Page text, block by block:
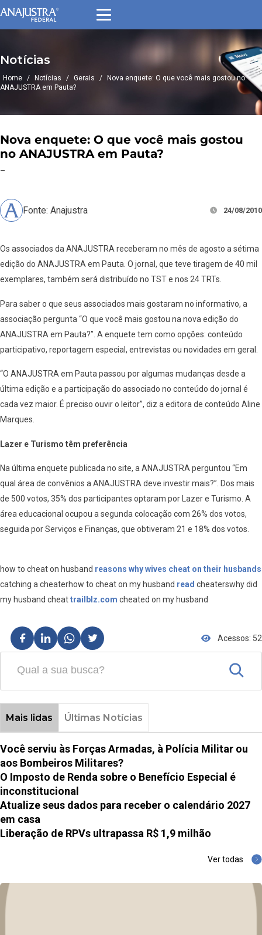
Notícias
Home / Notícias / Gerais /
Nova enquete: O que você mais gostou no
ANAJUSTRA em Pauta?
Nova enquete: O que você mais gostou
no ANAJUSTRA em Pauta?
–
Fonte: Anajustra 24/08/2010
Os associados da ANAJUSTRA receberam no mês de agosto a sétima
edição do ANAJUSTRA em Pauta. O jornal, que teve tiragem de 40 mil
exemplares, também será distribuído no TST e nos 24 TRTs.
Para saber o que seus associados mais gostaram no informativo, a
associação pergunta “O que você mais gostou na nova edição do
ANAJUSTRA em Pauta?”. A enquete tem como opções: conteúdo
participativo, reportagem especial, entrevistas ou novidades em geral.
“O ANAJUSTRA em Pauta passou por algumas mudanças desde a
última edição e a participação do associado no conteúdo do jornal é
cada vez maior. É preciso ouvir o leitor”, diz a editora de conteúdo Aline
Marques.
Lazer e Turismo têm preferência
Na última enquete publicada no site, a ANAJUSTRA perguntou “Em
qual área de convênios a ANAJUSTRA deve investir mais?”. Dos mais
de 500 votos, 35% dos participantes optaram por Lazer e Turismo. A
área educacional ocupou a segunda colocação com 26% dos votos,
seguida por Serviços e Finanças, que obtiveram 21 e 18% dos votos.
how to cheat on husband reasons why wives cheat on their husbands
catching a cheaterhow to cheat on my husband read cheaterswhy did
my husband cheattrailblz.com cheated on my husband
Acessos: 52
Mais lidas Últimas Notícias
Você serviu às Forças Armadas, à Polícia Militar ou
aos Bombeiros Militares?
O Imposto de Renda sobre o Benefício Especial é
inconstitucional
Atualize seus dados para receber o calendário 2027
em casa
Liberação de RPVs ultrapassa R$ 1,9 milhão
Ver todas